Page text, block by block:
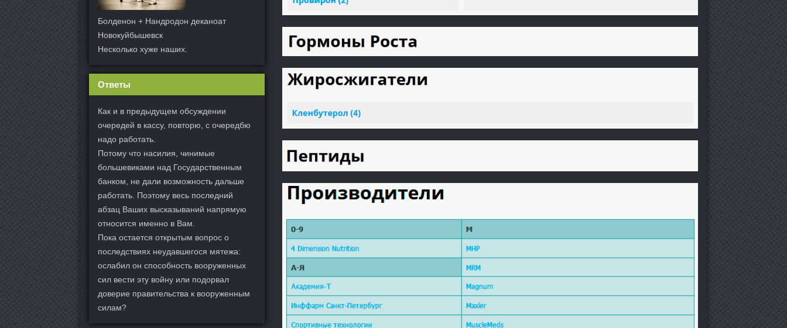
Болденон + Нандродон деканоат
Новокуйбышевск
Несколько хуже наших.
Ответы
Как и в предыдущем обсуждении
очередей в кассу, повторю, с очередбю
надо работать.
Потому что насилия, чинимые
большевиками над Государственным
банком, не дали возможность дальше
работать. Поэтому весь последний
абзац Ваших высказываний напрямую
относится именно в Вам.
Пока остается открытым вопрос о
последствиях неудавшегося мятежа:
ослабил он способность вооруженных
сил вести эту войну или подорвал
доверие правительства к вооруженным
силам?